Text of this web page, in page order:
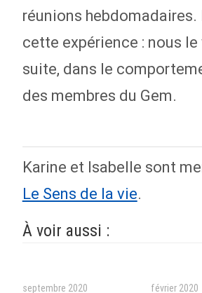
réunions
cette expérience : nous le
suite, dans le
des membres du Gem.
Karine et Isabelle sont
Le Sens de la vie.
À voir aussi :
septembre 2020
février 2020